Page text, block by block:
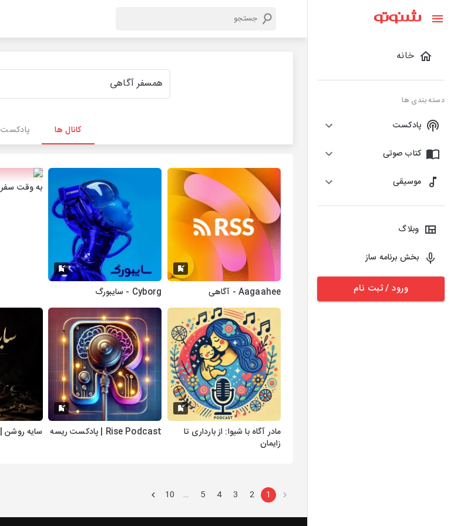
خانه
دسته بندی ها
پادکست
کتاب صوتی
موسیقی
وبلاگ
بخش برنامه ساز
ورود / ثبت نام
کانال ها پادکست
Aagaahee - آگاهی Cyborg - سایبورگ
به وقت سفر
مادر آگاه با شیوا: از بارداری تا
زایمان
Rise Podcast | پادکست ریسه سایه روشن | sayeh roshan
1
2
3
4
5
…
10